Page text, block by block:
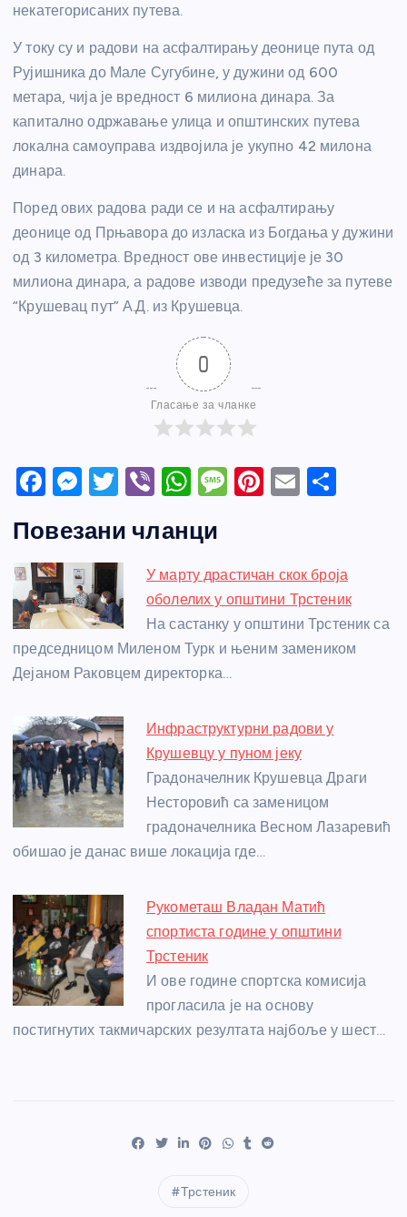
некатегорисаних путева.
У току су и радови на асфалтирању деонице пута од
Рујишника до Мале Сугубине, у дужини од 600
метара, чија је вредност 6 милиона динара. За
капитално одржавање улица и општинских путева
локална самоуправа издвојила је укупно 42 милона
динара.
Поред ових радова ради се и на асфалтирању
деонице од Прњавора до изласка из Богдања у дужини
од 3 километра. Вредност ове инвестиције је 30
милиона динара, а радове изводи предузеће за путеве
“Крушевац пут” А.Д. из Крушевца.
0
Гласање за чланке
F
c
e
b
o
o
k
M
ss
e
n
g
er
T
itt
er
Vi
er
W
at
s
A
p
p
M
a
g
e
Pi
e
st
E
e
Повезани чланци
У марту драстичан скок броја
оболелих у општини Трстеник
На састанку у општини Трстеник са
председницом Миленом Турк и њеним замеником
Дејаном Раковцем директорка…
Инфраструктурни радови у
Крушевцу у пуном јеку
Градоначелник Крушевца Драги
Несторовић са заменицом
градоначелника Весном Лазаревић
обишао је данас више локација где…
Рукометаш Владан Матић
спортиста године у општини
Трстеник
И ове године спортска комисија
прогласила је на основу
постигнутих такмичарских резултата најбоље у шест…
Трстеник